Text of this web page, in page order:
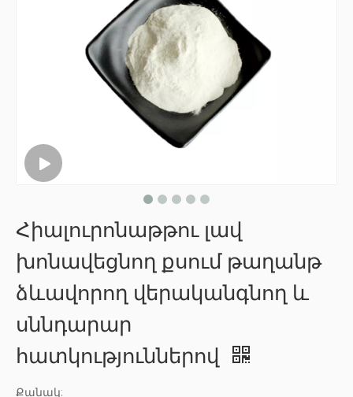
Հիալուրոնաթթու լավ
խոնավեցնող քսում թաղանթ
ձևավորող վերականգնող և
սննդարար
հատկություններով
Քանակ: